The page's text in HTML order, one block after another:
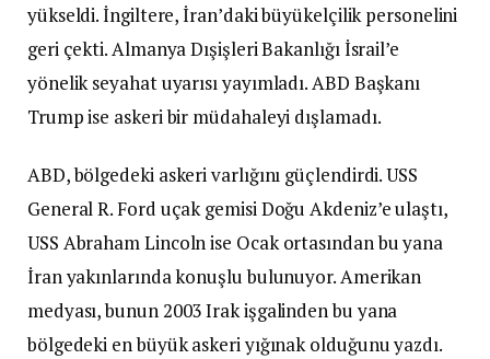
yükseldi. İngiltere, İran’daki büyükelçilik personelini
geri çekti. Almanya Dışişleri Bakanlığı İsrail’e
yönelik seyahat uyarısı yayımladı. ABD Başkanı
Trump ise askeri bir müdahaleyi dışlamadı.
ABD, bölgedeki askeri varlığını güçlendirdi. USS
General R. Ford uçak gemisi Doğu Akdeniz’e ulaştı,
USS Abraham Lincoln ise Ocak ortasından bu yana
İran yakınlarında konuşlu bulunuyor. Amerikan
medyası, bunun 2003 Irak işgalinden bu yana
bölgedeki en büyük askeri yığınak olduğunu yazdı.